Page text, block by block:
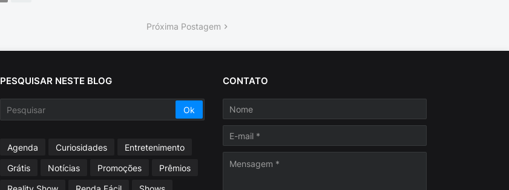
Próxima Postagem
PESQUISAR NESTE BLOG
Agenda Curiosidades
Entretenimento
Grátis
Notícias Promoções
Prêmios
CONTATO